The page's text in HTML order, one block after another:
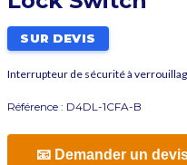
SUR DEVIS
Interrupteur de sécurité à
Référence : D4DL-1CFA-B
📧 Demander un